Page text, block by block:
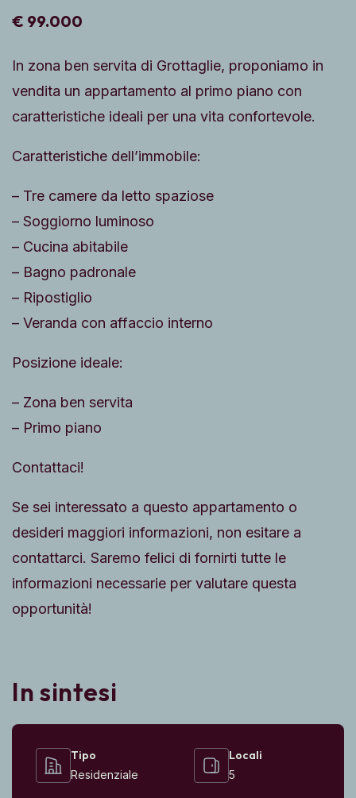
€ 99.000
In zona ben servita di Grottaglie, proponiamo in
vendita un appartamento al primo piano con
caratteristiche ideali per una vita confortevole.
Caratteristiche dell’immobile:
– Tre camere da letto spaziose
– Soggiorno luminoso
– Cucina abitabile
– Bagno padronale
– Ripostiglio
– Veranda con affaccio interno
Posizione ideale:
– Zona ben servita
– Primo piano
Contattaci!
Se sei interessato a questo appartamento o
desideri maggiori informazioni, non esitare a
contattarci. Saremo felici di fornirti tutte le
informazioni necessarie per valutare questa
opportunità! ‎
In sintesi
Tipo
Residenziale
Locali
5